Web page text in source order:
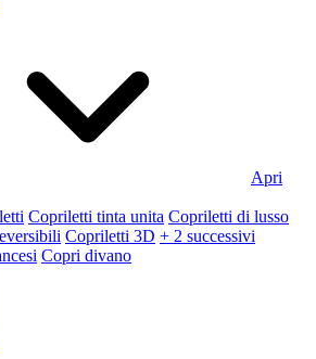
Apri
Copriletti tinta unita Copriletti di lusso
Copriletti 3D + 2 successivi
Copri divano